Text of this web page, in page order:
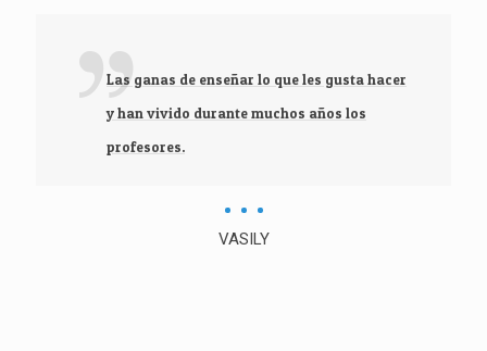
Las ganas de enseñar lo que les gusta hacer
y han vivido durante muchos años los
profesores.
VASILY